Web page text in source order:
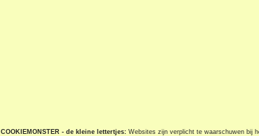
COOKIEMONSTER - de kleine lettertjes: Websites zijn verplicht te waarschuwen bij